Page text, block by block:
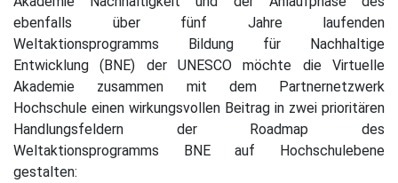
ebenfalls über fünf Jahre laufenden
Weltaktionsprogramms Bildung für Nachhaltige
Entwicklung (BNE) der UNESCO möchte die Virtuelle
Akademie zusammen mit dem Partnernetzwerk
Hochschule einen wirkungsvollen Beitrag in zwei prioritären
Handlungsfeldern der Roadmap des
Weltaktionsprogramms BNE auf Hochschulebene
gestalten: